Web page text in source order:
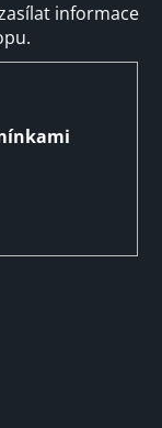
informace